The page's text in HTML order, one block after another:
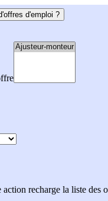
d'emploi ?
action recharge la liste des